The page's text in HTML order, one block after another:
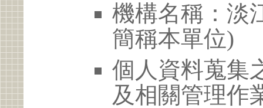
機構名稱：淡
簡稱本單位)
個人資料蒐集
及相關管理作